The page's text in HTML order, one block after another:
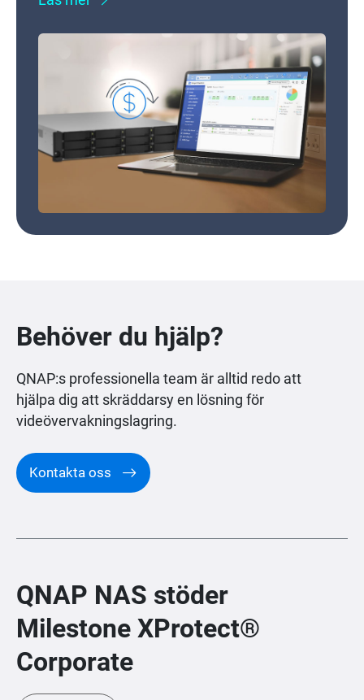
Behöver du hjälp?
QNAP:s professionella team är alltid redo att
hjälpa dig att skräddarsy en lösning för
videövervakningslagring.
Kontakta oss
QNAP NAS stöder
Milestone XProtect®
Corporate